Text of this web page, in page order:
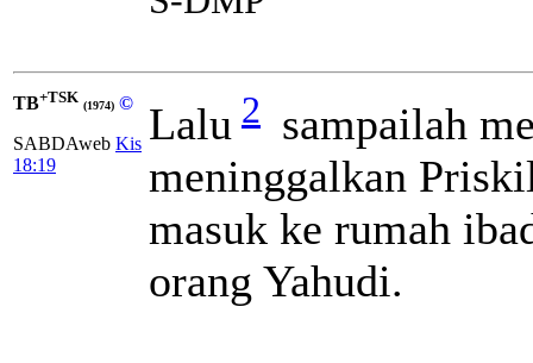
TB+TSK (1974) ©
SABDAweb Kis
18:19
Lalu 2 sampailah
meninggalkan
masuk ke rumah
orang Yahudi.